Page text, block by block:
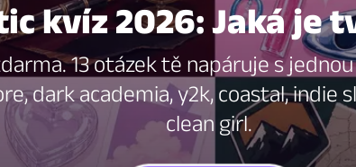
kvíz 2026: Jaká je
13 otázek tě napáruje s
dark academia, y2k, coastal, indie
clean girl.